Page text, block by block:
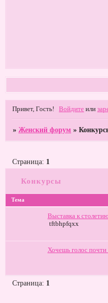
Привет, Гость! Войдите или
»Женский форум »
Конкурсы
Страница: 1
Тема
Выставка к
tftbhpfqxx
Хочешь голос почти
Страница: 1